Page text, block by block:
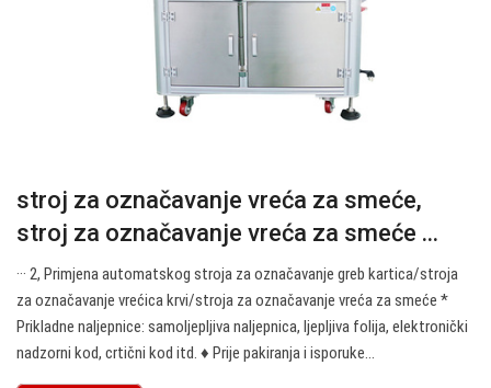
stroj za označavanje vreća za smeće,
stroj za označavanje vreća za smeće ...
··· 2, Primjena automatskog stroja za označavanje greb kartica/stroja
za označavanje vrećica krvi/stroja za označavanje vreća za smeće *
Prikladne naljepnice: samoljepljiva naljepnica, ljepljiva folija, elektronički
nadzorni kod, crtični kod itd. ♦ Prije pakiranja i isporuke…